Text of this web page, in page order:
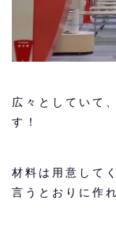
広々としていて
す！
材料は用意して
言うとおりに作